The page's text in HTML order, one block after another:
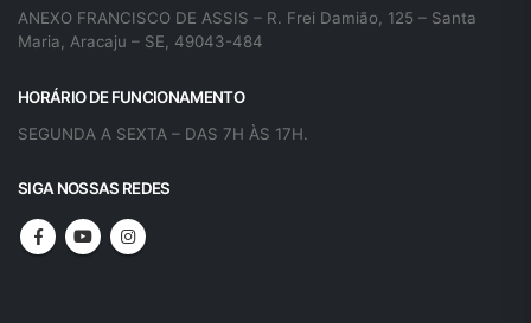
ANEXO FRANCISCO DE ASSIS – R. Frei Damião, 125 – Santa
Maria, Aracaju – SE, 49043-484
HORÁRIO DE FUNCIONAMENTO
SEGUNDA A SEXTA – DAS 7H ÀS 17H.
SIGA NOSSAS REDES